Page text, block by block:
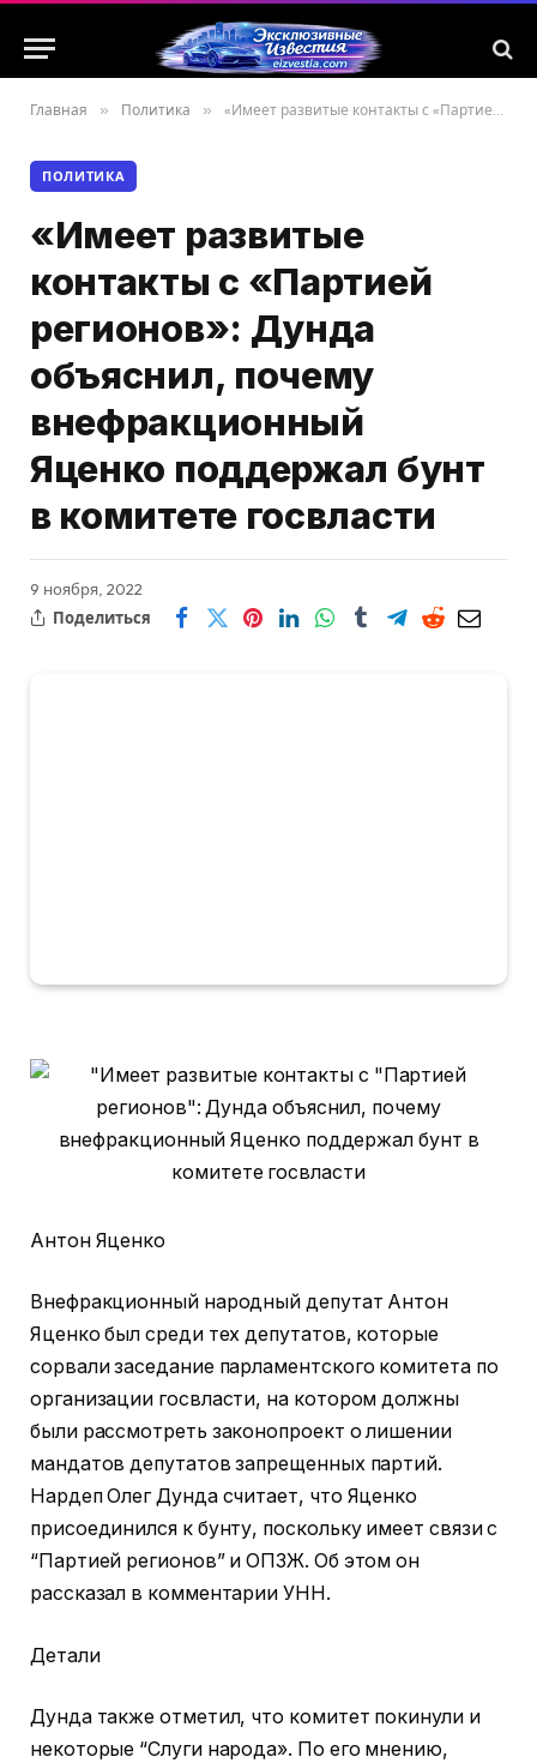
Главная » Политика » «Имеет развитые контакты с «Партией регионов»: Дунда объяснил, почему внефракционный Яценко поддержал бунт в комитете госвласти
ПОЛИТИКА
«Имеет развитые
контакты с «Партией
регионов»: Дунда
объяснил, почему
внефракционный
Яценко поддержал бунт
в комитете госвласти
9 ноября, 2022
Поделиться
Антон Яценко
Внефракционный народный депутат Антон
Яценко был среди тех депутатов, которые
сорвали заседание парламентского комитета по
организации госвласти, на котором должны
были рассмотреть законопроект о лишении
мандатов депутатов запрещенных партий.
Нардеп Олег Дунда считает, что Яценко
присоединился к бунту, поскольку имеет связи с
“Партией регионов” и ОПЗЖ. Об этом он
рассказал в комментарии УНН.
Детали
Дунда также отметил, что комитет покинули и
некоторые “Слуги народа». По его мнению,